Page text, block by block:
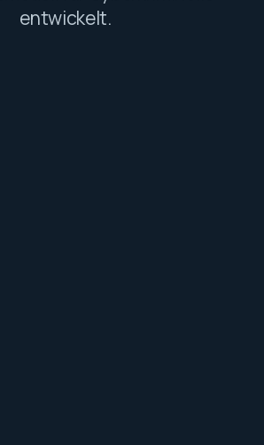
entwickelt.